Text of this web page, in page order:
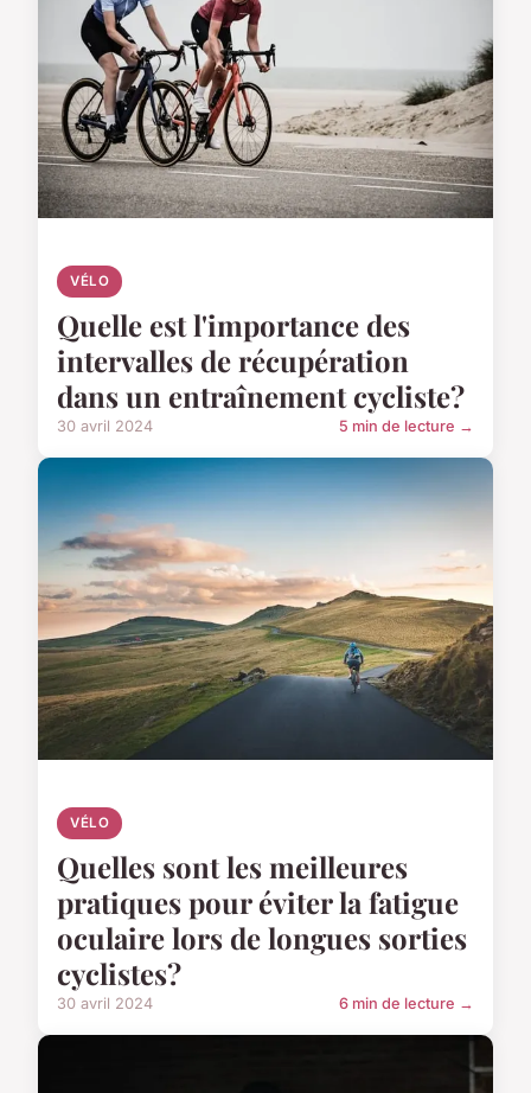
VÉLO
Quelle est l'importance des
intervalles de récupération
dans un entraînement cycliste?
30 avril 2024 5 min de lecture →
VÉLO
Quelles sont les meilleures
pratiques pour éviter la fatigue
oculaire lors de longues sorties
cyclistes?
30 avril 2024 6 min de lecture →